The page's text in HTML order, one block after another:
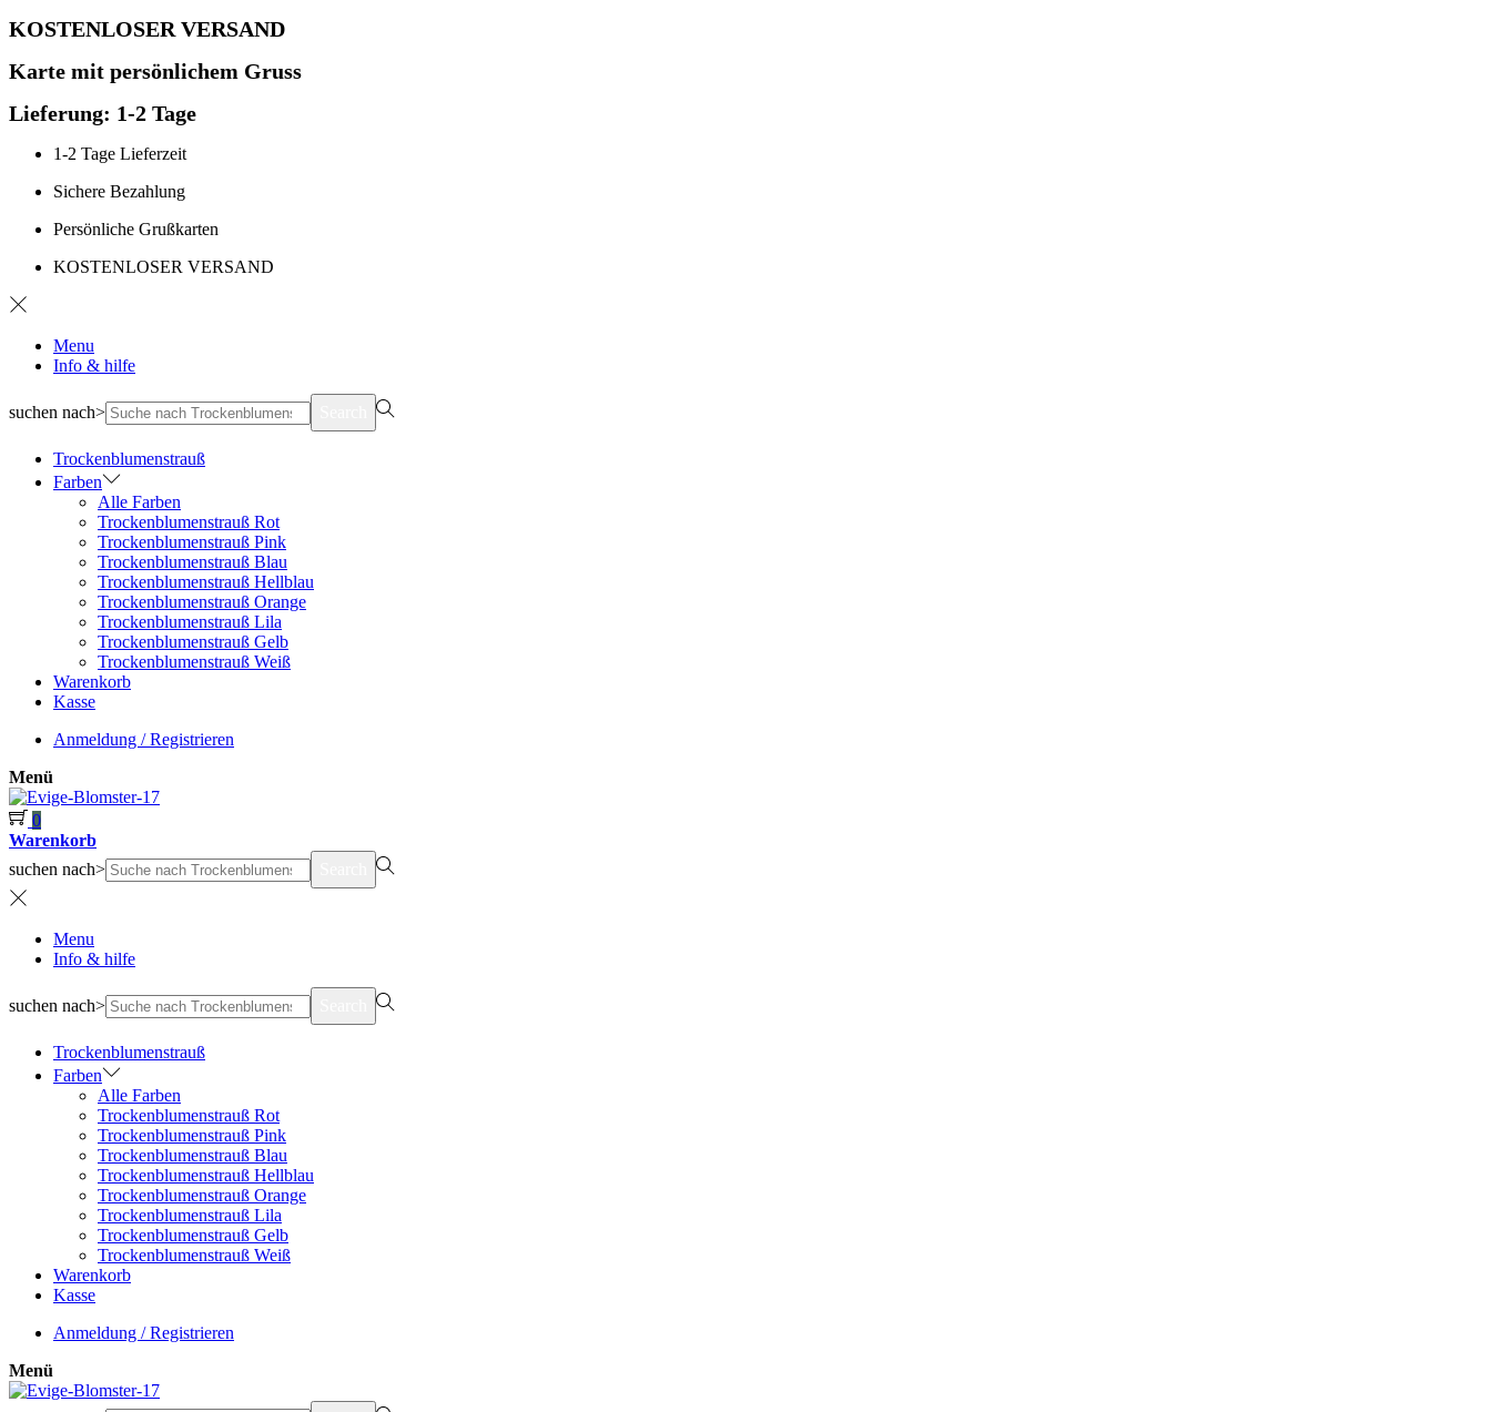
KOSTENLOSER VERSAND
Karte mit persönlichem Gruss
Lieferung: 1-2 Tage
1-2 Tage Lieferzeit
Sichere Bezahlung
Persönliche Grußkarten
KOSTENLOSER VERSAND
Menu
Info & hilfe
suchen nach>
Trockenblumenstrauß
Farben
Alle Farben
Trockenblumenstrauß Rot
Trockenblumenstrauß Pink
Trockenblumenstrauß Blau
Trockenblumenstrauß Hellblau
Trockenblumenstrauß Orange
Trockenblumenstrauß Lila
Trockenblumenstrauß Gelb
Trockenblumenstrauß Weiß
Warenkorb
Kasse
Anmeldung / Registrieren
Menü
0
Warenkorb
suchen nach>
Menu
Info & hilfe
suchen nach>
Trockenblumenstrauß
Farben
Alle Farben
Trockenblumenstrauß Rot
Trockenblumenstrauß Pink
Trockenblumenstrauß Blau
Trockenblumenstrauß Hellblau
Trockenblumenstrauß Orange
Trockenblumenstrauß Lila
Trockenblumenstrauß Gelb
Trockenblumenstrauß Weiß
Warenkorb
Kasse
Anmeldung / Registrieren
Menü